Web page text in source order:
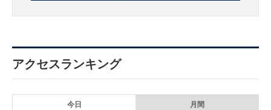
アクセスランキング
今日 月間